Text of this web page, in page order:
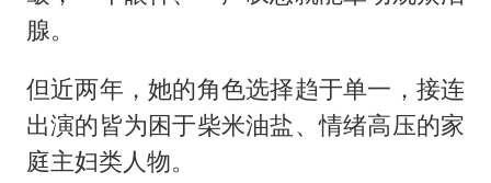
腺。
但近两年，她的角色选择趋于单一，接连
出演的皆为困于柴米油盐、情绪高压的家
庭主妇类人物。